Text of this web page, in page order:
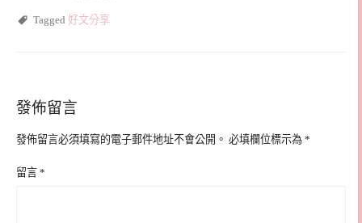
Tagged 好文分享
發佈留言
發佈留言必須填寫的電子郵件地址不會公開。 必填欄位標示為 *
留言 *